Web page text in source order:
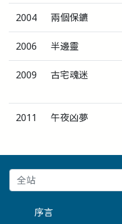
2004 兩個保鑣
2006 半邊靈
2009 古宅魂迷
2011 午夜凶夢
序言